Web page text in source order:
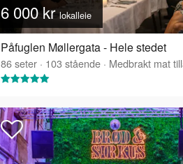
6 000 krlokalleie
Påfuglen Møllergata - Hele stedet
86seter · 103 stående · Medbrakt mat